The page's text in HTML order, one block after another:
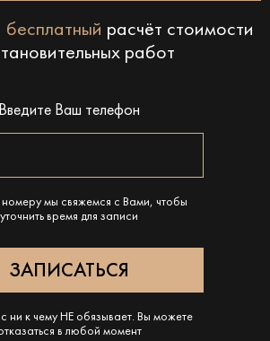
бесплатный расчёт стоимости
работ
Введите Ваш телефон
номеру мы свяжемся с Вами, чтобы
уточнить время для записи
ни к чему НЕ обязывает. Вы можете
в любой момент